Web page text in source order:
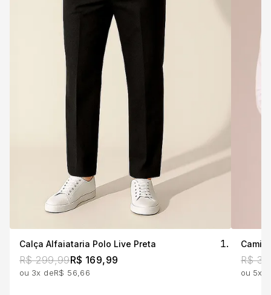
Calça Alfaiataria Polo Live Preta
R$ 299,99R$ 169,99
3x R$ 56,66
R$
5x